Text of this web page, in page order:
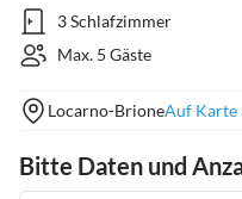
3 Schlafzimmer
Max. 5 Gäste
Locarno-BrioneAuf Karte
Bitte Daten und